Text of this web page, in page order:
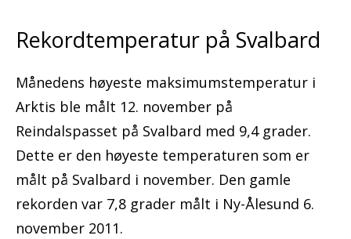
Rekordtemperatur på Svalbard
Månedens høyeste maksimumstemperatur i
Arktis ble målt 12. november på
Reindalspasset på Svalbard med 9,4 grader.
Dette er den høyeste temperaturen som er
målt på Svalbard i november. Den gamle
rekorden var 7,8 grader målt i Ny-Ålesund 6.
november 2011.